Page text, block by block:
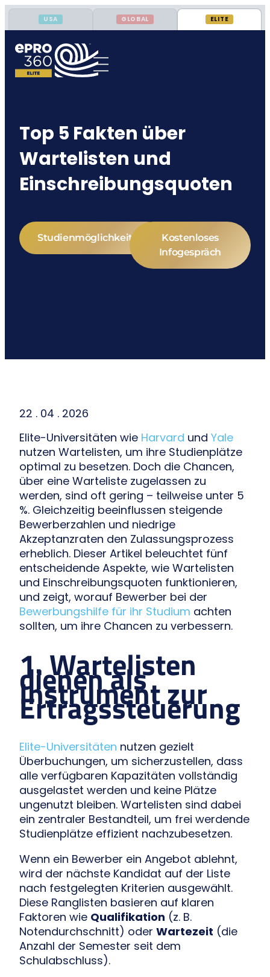
USA GLOBAL ELITE
Top 5 Fakten über
Wartelisten und
Einschreibungsquoten
Studienmöglichkeiten
Kostenloses
Infogespräch
22 . 04 . 2026
Elite-Universitäten wie Harvard und Yale
nutzen Wartelisten, um ihre Studienplätze
optimal zu besetzen. Doch die Chancen,
über eine Warteliste zugelassen zu
werden, sind oft gering – teilweise unter 5
%. Gleichzeitig beeinflussen steigende
Bewerberzahlen und niedrige
Akzeptanzraten den Zulassungsprozess
erheblich. Dieser Artikel beleuchtet fünf
entscheidende Aspekte, wie Wartelisten
und Einschreibungsquoten funktionieren,
und zeigt, worauf Bewerber bei der
Bewerbungshilfe für ihr Studium achten
sollten, um ihre Chancen zu verbessern.
1. Wartelisten
dienen als
Instrument zur
Ertragssteuerung
Elite-Universitäten nutzen gezielt
Überbuchungen, um sicherzustellen, dass
alle verfügbaren Kapazitäten vollständig
ausgelastet werden und keine Plätze
ungenutzt bleiben. Wartelisten sind dabei
ein zentraler Bestandteil, um frei werdende
Studienplätze effizient nachzubesetzen.
Wenn ein Bewerber ein Angebot ablehnt,
wird der nächste Kandidat auf der Liste
nach festgelegten Kriterien ausgewählt.
Diese Ranglisten basieren auf klaren
Faktoren wie Qualifikation (z. B.
Notendurchschnitt) oder Wartezeit (die
Anzahl der Semester seit dem
Schulabschluss).